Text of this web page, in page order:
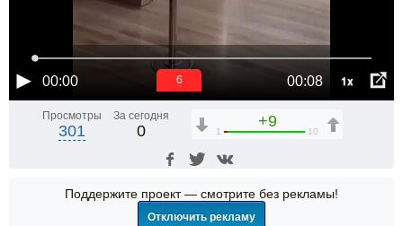
00:00 00:08 1x
5
Просмотры
301
За сегодня
0
+9
1 10
Поддержите проект — смотрите без рекламы!
Отключить рекламу